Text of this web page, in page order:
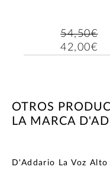
54,50€
42,00€
OTROS
LA MARCA
D'Addario La Voz Alto